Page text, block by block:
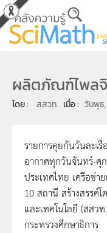
Skip to main
ผลิตภัณฑ์ไพล
โดย : สสวท. เมื่อ : วันพุธ
รายการคุยกันวันละเ
อากาศทุกวันจันทร์-ศุ
ประเทศไทย เครือข่า
10 สถานี สร้างสรรค์
และเทคโนโลยี (สสว
กระทรวงศึกษาธิการ